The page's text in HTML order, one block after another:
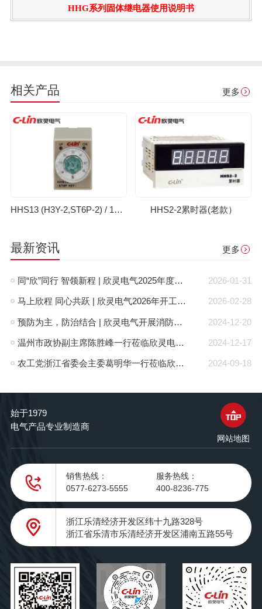
HHG系列固体继电器使用说明书
相关产品 更多
HHS13 (H3Y-2,ST6P-2) / 13-1 (H3Y-4,ST6P-4)时间继电器(老款） HHS2-2累时器(老款）
最新资讯 更多
2026-01-31
同“欣”同行 智领新程 | 欣灵电气2025年度表彰总结大会暨新年酒会成功举办！
2026-02-28
马上欣程 同心共跃 | 欣灵电气2026年开工大吉！
2024-12-20
预防为主，防治结合 | 欣灵电气开展消防应急预案演练活动
2024-12-17
温州市政协副主席陈胜峰一行莅临欣灵电气调研指导
2024-09-18
农工党浙江省委会主委葛明华一行莅临欣灵电气考察调研
始于1979
电气产品专业制造商
网站地图
销售热线：
0577-6273-5555
服务热线：
400-8236-775
浙江乐清经济开发区纬十九路328号
浙江省乐清市乐清经济开发区浦南五路55号